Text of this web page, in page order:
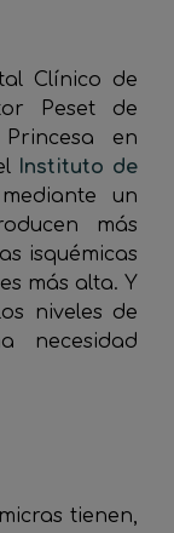
Clínico de
Peset de
en
Instituto de
un
más
isquémicas
más alta. Y
niveles de
necesidad
tienen,